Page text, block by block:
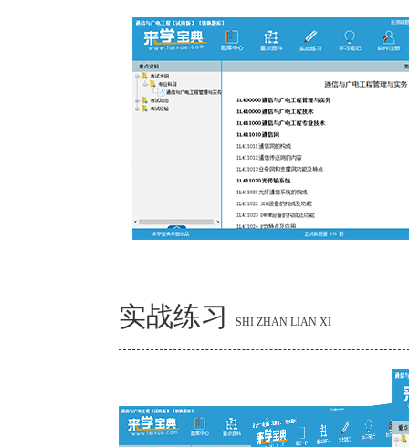
实战练习 SHI ZHAN LIAN XI